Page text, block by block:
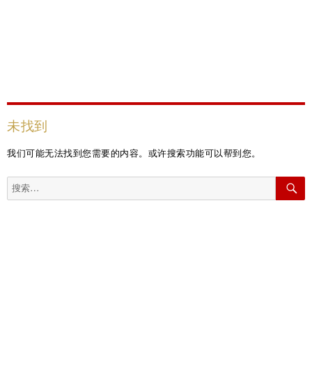
未找到
我们可能无法找到您需要的内容。或许搜索功能可以帮到您。
搜
索：